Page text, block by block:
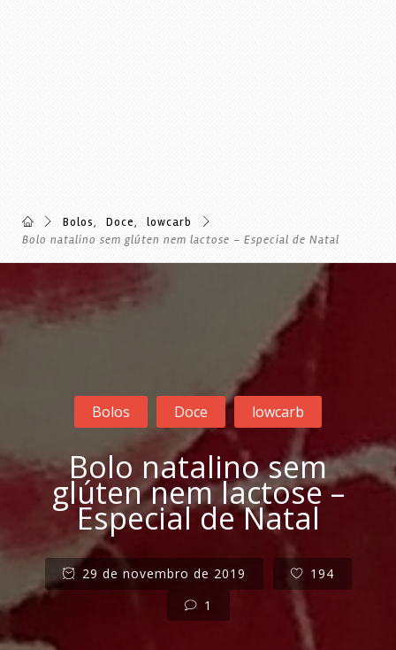
Bolos, Doce,
lowcarb
Bolo natalino sem glúten nem lactose – Especial de Natal
Bolos Doce lowcarb
Bolo natalino sem
glúten nem lactose –
Especial de Natal
29 de novembro de 2019
194
1